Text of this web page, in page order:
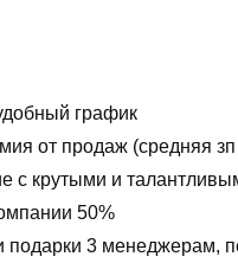
график
от продаж (средняя
с крутыми и
50%
подарки 3 менеджерам,